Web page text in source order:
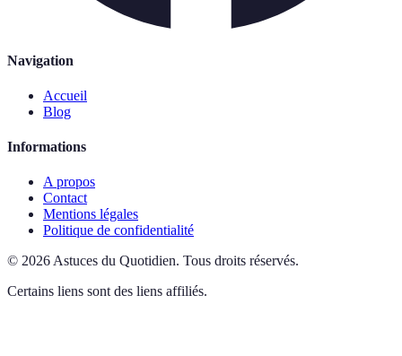
Navigation
Accueil
Blog
Informations
A propos
Contact
Mentions légales
Politique de confidentialité
© 2026Astuces du Quotidien. Tous droits réservés.
Certains liens sont des liens affiliés.